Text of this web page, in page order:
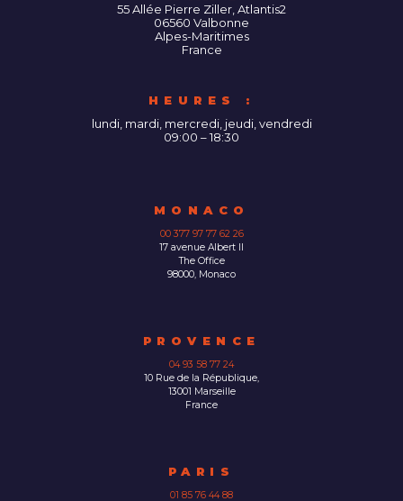
55 Allée Pierre Ziller, Atlantis2
06560 Valbonne
Alpes-Maritimes
France
HEURES :
lundi, mardi, mercredi, jeudi, vendredi
09:00 – 18:30
MONACO
00 377 97 77 62 26
17 avenue Albert II
The Office
98000, Monaco
PROVENCE
04 93 58 77 24
10 Rue de la République,
13001 Marseille
France
PARIS
01 85 76 44 88